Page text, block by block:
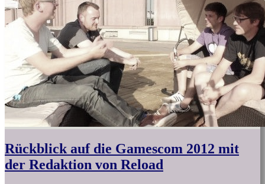
Rückblick auf die Gamescom 2012 mit
der Redaktion von Reload